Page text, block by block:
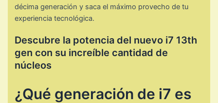
décima generación y saca el máximo provecho de tu
experiencia tecnológica.
Descubre la potencia del nuevo i7 13th
gen con su increíble cantidad de
núcleos
¿Qué generación de i7 es